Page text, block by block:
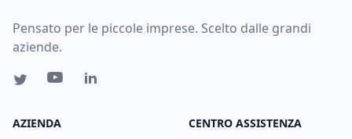
Pensato per le piccole imprese. Scelto dalle grandi
aziende.
AZIENDA CENTRO ASSISTENZA